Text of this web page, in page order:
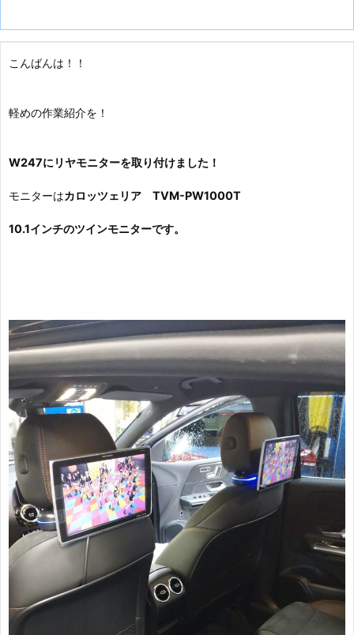
こんばんは！！
軽めの作業紹介を！
W247にリヤモニターを取り付けました！
モニターはカロッツェリア TVM-PW1000T
10.1インチのツインモニターです。